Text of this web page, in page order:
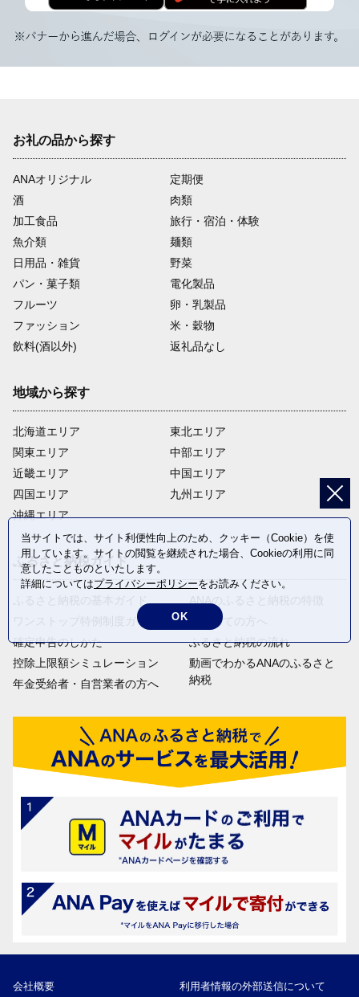
お礼の品から探す
ANAオリジナル
定期便
酒
肉類
加工食品
旅行・宿泊・体験
魚介類
麺類
日用品・雑貨
野菜
パン・菓子類
電化製品
フルーツ
卵・乳製品
ファッション
米・穀物
飲料(酒以外)
返礼品なし
地域から探す
北海道エリア
関東エリア
近畿エリア
四国エリア
沖縄エリア
東北エリア
中部エリア
中国エリア
九州エリア
ふるさと納税ガイド
ふるさと納税の基本ガイド
ワンストップ特例制度ガイド
確定申告のしかた
控除上限額シミュレーション
年金受給者・自営業者の方へ
ANAのふるさと納税の特徴
はじめての方へ
ふるさと納税の流れ
動画でわかるANAのふるさと
納税
会社概要 利用者情報の外部送信について
当サイトでは、サイト利便性向上のため、クッキー（Cookie）を使
用しています。サイトの閲覧を継続された場合、Cookieの利用に同
意したことものといたします。
詳細についてはプライバシーポリシーをお読みください。
OK